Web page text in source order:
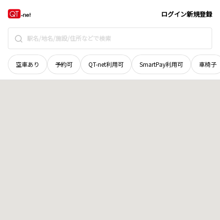
ログイン新規登録
空車あり 予約可 QT-net利用可 SmartPay利用可 車椅子
愛媛県